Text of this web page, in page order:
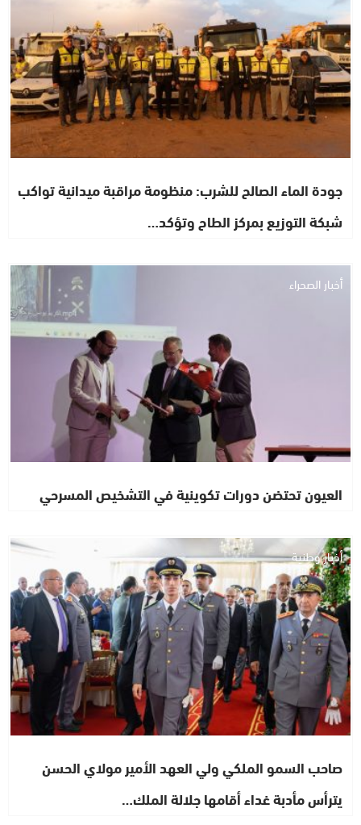
جودة الماء الصالح للشرب: منظومة مراقبة ميدانية تواكب
شبكة التوزيع بمركز الطاح وتؤكد…
أخبار الصحراء
العيون تحتضن دورات تكوينية في التشخيص المسرحي
أخبار وطنية
صاحب السمو الملكي ولي العهد الأمير مولاي الحسن
يترأس مأدبة غداء أقامها جلالة الملك…